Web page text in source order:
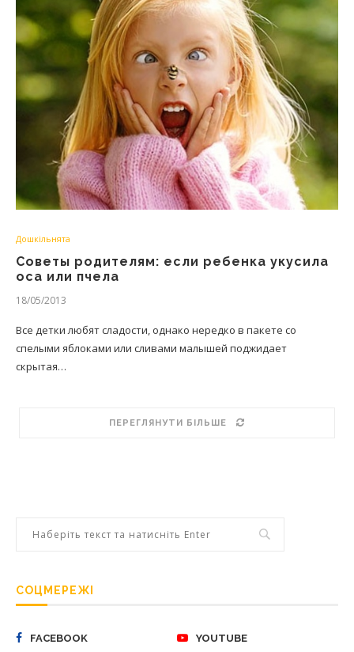
Дошкільнята
Советы родителям: если ребенка укусила
оса или пчела
18/05/2013
Все детки любят сладости, однако нередко в пакете со
спелыми яблоками или сливами малышей поджидает
скрытая…
ПЕРЕГЛЯНУТИ БІЛЬШЕ
СОЦМЕРЕЖІ
FACEBOOK YOUTUBE